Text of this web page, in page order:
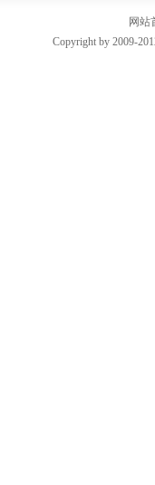
网站
Copyright by 2009-